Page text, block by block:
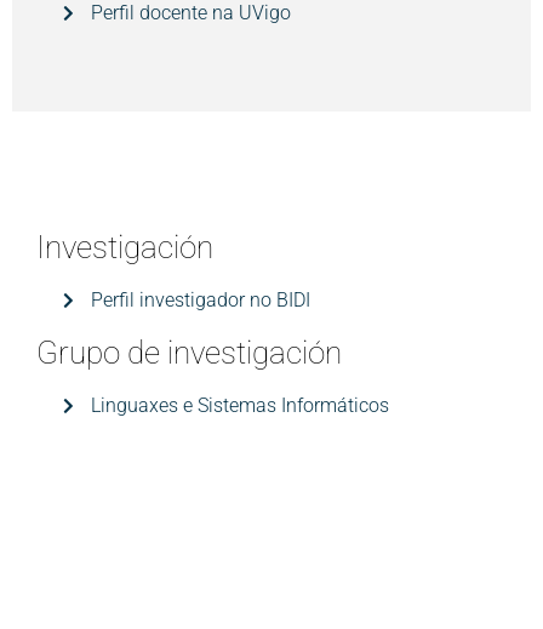
Perfil docente na UVigo
Investigación
Perfil investigador no BIDI
Grupo de investigación
Linguaxes e Sistemas Informáticos